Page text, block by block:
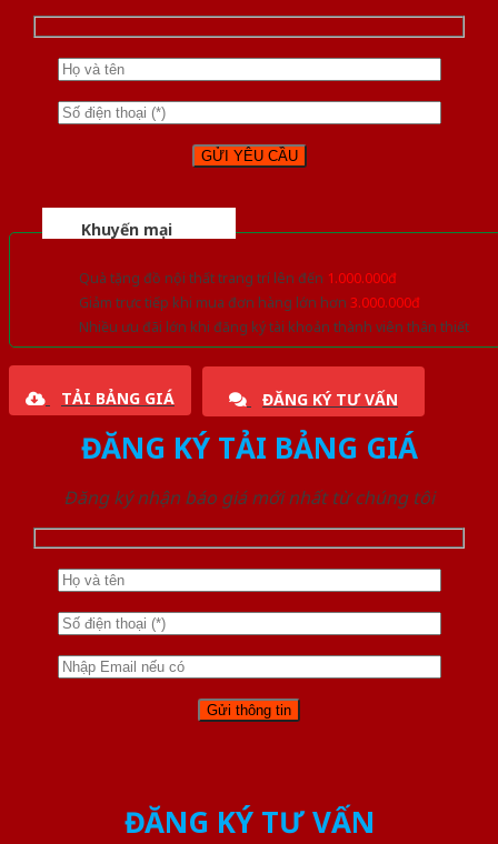
Khuyến mại
Quà tặng đồ nội thất trang trí lên đến 1.000.000đ
Giảm trực tiếp khi mua đơn hàng lớn hơn 3.000.000đ
Nhiều ưu đãi lớn khi đăng ký tài khoản thành viên thân thiết
TẢI BẢNG GIÁ ĐĂNG KÝ TƯ VẤN
ĐĂNG KÝ TẢI BẢNG GIÁ
Đăng ký nhận báo giá mới nhất từ chúng tôi
ĐĂNG KÝ TƯ VẤN